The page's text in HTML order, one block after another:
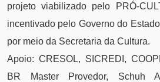
projeto viabilizado pelo PRÓ-
incentivado pelo Governo do
por meio da Secretaria da Cultura.
Apoio: CRESOL, SICREDI,
BR Master Provedor, Schuh